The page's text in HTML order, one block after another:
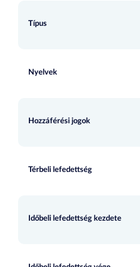
Típus
Nyelvek
Hozzáférési jogok
Térbeli lefedettség
Időbeli lefedettség kezdete